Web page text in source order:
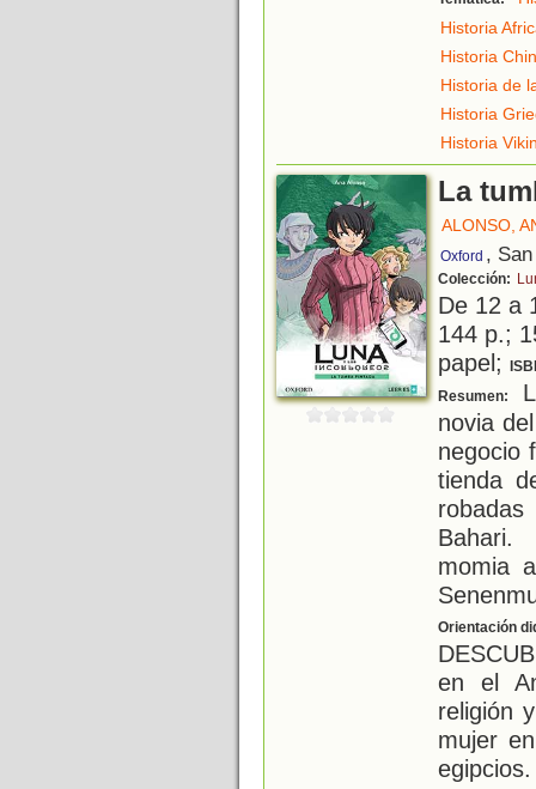
Historia
Historia
Historia de
Historia
Historia
La
ALONSO,
Oxford ,
Colección:
De 12 a
144 p.;
papel;
Resumen:
novia
negocio
tienda
Bahari.
momia
Orientación
en el
religión
mujer